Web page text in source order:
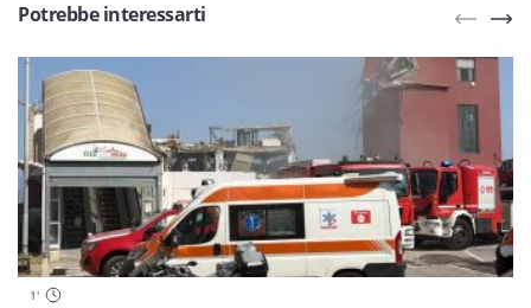
Potrebbe interessarti
1'